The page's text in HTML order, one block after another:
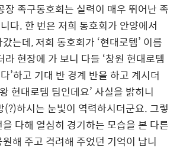
장 족구동호회는 실력이 매우 뛰어난 족
다. 한 번은 저희 동호회가 안양에서
는데, 저희 동호회가 ‘현대로템’ 이름
현장에 가 보니 다들 ‘창원 현대로템
’하고 기대 반 경계 반을 하고 계시더
현대로템 팀인데요’ 사실을 밝히니
(?)하시는 눈빛이 역력하시더군요. 그렇
다해 열심히 경기하는 모습을 본 다른
해 주고 격려해 주었던 기억이 납니